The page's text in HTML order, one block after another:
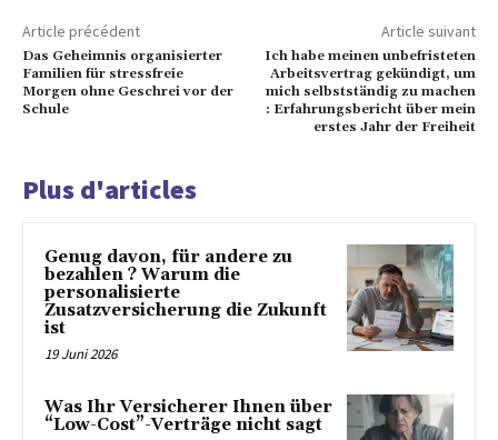
Article précédent
Das Geheimnis organisierter
Familien für stressfreie
Morgen ohne Geschrei vor der
Schule
Article suivant
Ich habe meinen unbefristeten
Arbeitsvertrag gekündigt, um
mich selbstständig zu machen
: Erfahrungsbericht über mein
erstes Jahr der Freiheit
Plus d'articles
Genug davon, für andere zu
bezahlen ? Warum die
personalisierte
Zusatzversicherung die Zukunft
ist
19 Juni 2026
Was Ihr Versicherer Ihnen über
“Low-Cost”-Verträge nicht sagt